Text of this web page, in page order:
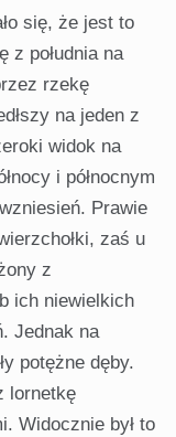
się, że jest to
z południa na
rzekę
na jeden z
widok na
i północ­nym
Prawie
zaś u
z
ich niewielkich
Jednak na
potężne dęby.
lornetkę
Widocznie był to